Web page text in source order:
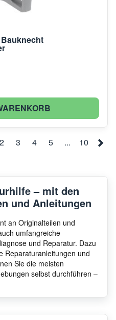
2 3 4 5 ... 10
– mit den
und Anleitungen
an Originalteilen und
umfangreiche
und Reparatur. Dazu
Reparaturanleitungen und
Sie die meisten
selbst durchführen –